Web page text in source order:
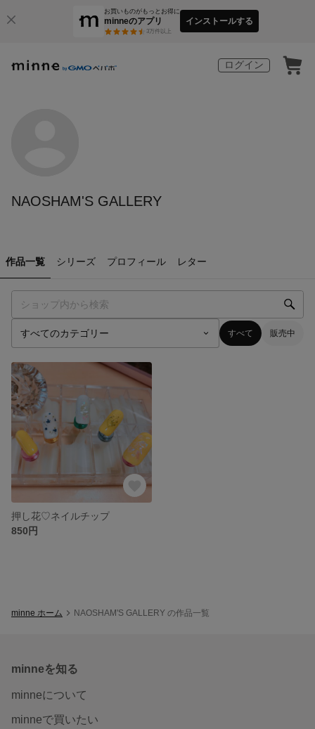
お買いものがもっとお得に
minneのアプリ
3万件以上
インストールする
ログイン
NAOSHAM'S GALLERY
作品一覧 シリーズ プロフィール レター
すべて 販売中
押し花♡ネイルチップ
850円
minne ホーム NAOSHAM'S GALLERY の作品一覧
minneを知る
minneについて
minneで買いたい